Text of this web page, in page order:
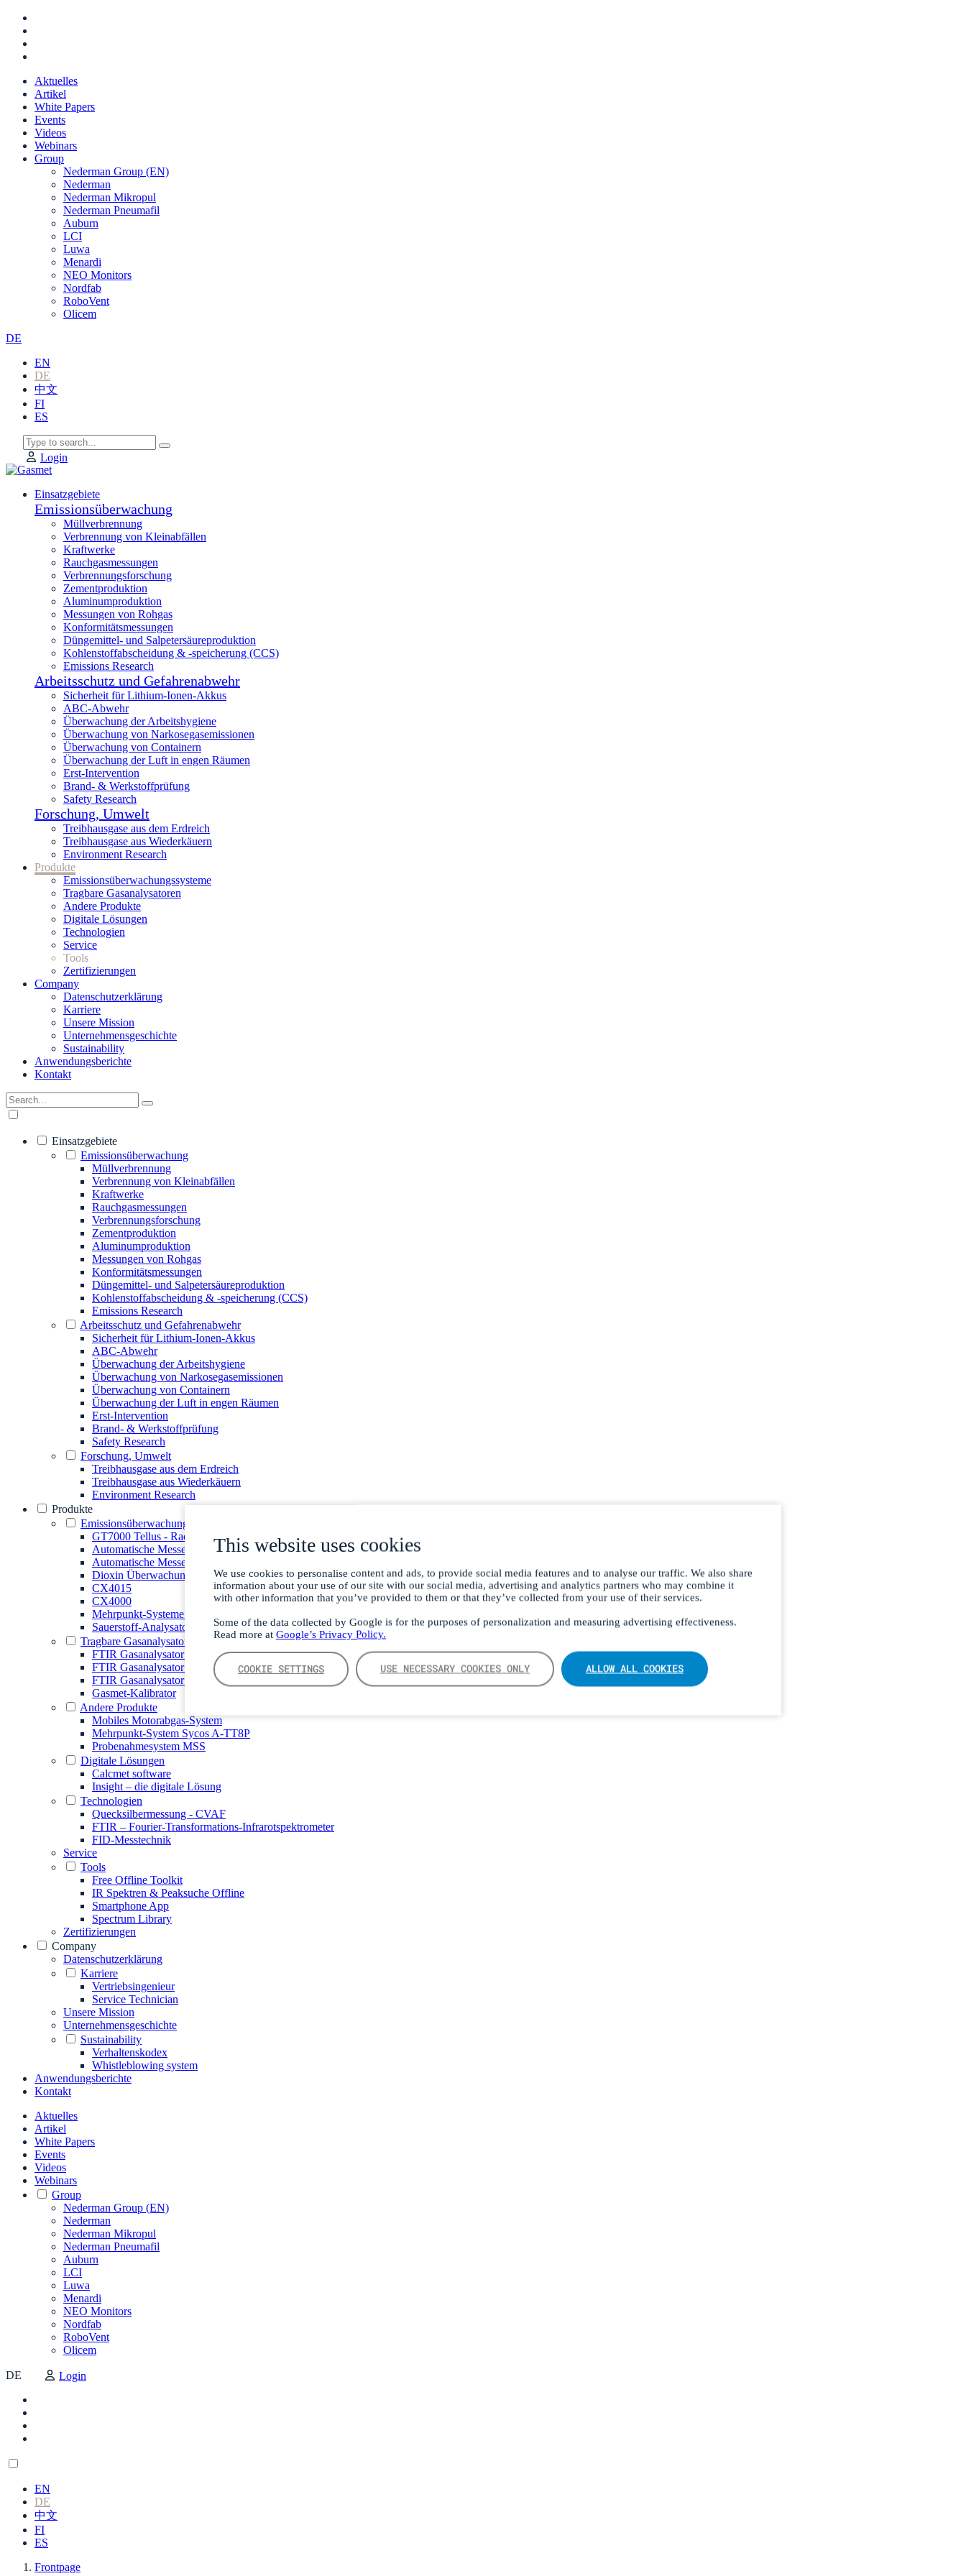
This website uses cookies
We use cookies to personalise content and ads, to provide social media features and to analyse our traffic. We also share
information about your use of our site with our social media, advertising and analytics partners who may combine it
with other information that you’ve provided to them or that they’ve collected from your use of their services.
Some of the data collected by Google is for the purposes of personalization and measuring advertising effectiveness.
Read more at Google’s Privacy Policy.
COOKIE SETTINGS USE NECESSARY COOKIES ONLY ALLOW ALL COOKIES
Aktuelles
Artikel
White Papers
Events
Videos
Webinars
Group
Nederman Group (EN)
Nederman
Nederman Mikropul
Nederman Pneumafil
Auburn
LCI
Luwa
Menardi
NEO Monitors
Nordfab
RoboVent
Olicem
DE
EN
DE
中文
FI
ES
Login
Einsatzgebiete
Emissionsüberwachung
Müllverbrennung
Verbrennung von Kleinabfällen
Kraftwerke
Rauchgasmessungen
Verbrennungsforschung
Zementproduktion
Aluminumproduktion
Messungen von Rohgas
Konformitätsmessungen
Düngemittel- und Salpetersäureproduktion
Kohlenstoffabscheidung & -speicherung (CCS)
Emissions Research
Arbeitsschutz und Gefahrenabwehr
Sicherheit für Lithium-Ionen-Akkus
ABC-Abwehr
Überwachung der Arbeitshygiene
Überwachung von Narkosegasemissionen
Überwachung von Containern
Überwachung der Luft in engen Räumen
Erst-Intervention
Brand- & Werkstoffprüfung
Safety Research
Forschung, Umwelt
Treibhausgase aus dem Erdreich
Treibhausgase aus Wiederkäuern
Environment Research
Produkte
Emissionsüberwachungssysteme
Tragbare Gasanalysatoren
Andere Produkte
Digitale Lösungen
Technologien
Service
Tools
Zertifizierungen
Company
Datenschutzerklärung
Karriere
Unsere Mission
Unternehmensgeschichte
Sustainability
Anwendungsberichte
Kontakt
Einsatzgebiete
Emissionsüberwachung
Müllverbrennung
Verbrennung von Kleinabfällen
Kraftwerke
Rauchgasmessungen
Verbrennungsforschung
Zementproduktion
Aluminumproduktion
Messungen von Rohgas
Konformitätsmessungen
Düngemittel- und Salpetersäureproduktion
Kohlenstoffabscheidung & -speicherung (CCS)
Emissions Research
Arbeitsschutz und Gefahrenabwehr
Sicherheit für Lithium-Ionen-Akkus
ABC-Abwehr
Überwachung der Arbeitshygiene
Überwachung von Narkosegasemissionen
Überwachung von Containern
Überwachung der Luft in engen Räumen
Erst-Intervention
Brand- & Werkstoffprüfung
Safety Research
Forschung, Umwelt
Treibhausgase aus dem Erdreich
Treibhausgase aus Wiederkäuern
Environment Research
Produkte
Emissionsüberwachungssysteme
GT7000 Tellus - Rackmontiertes FTIR-Gasanalysegerät
Automatische Messeinrichtung AMS für all Gase (CEMS II e)
Automatische Messeinrichtung für die Quecksilber-Messung in der Emission (CMM)
Dioxin Überwachungs-System GT90 Dioxin+
CX4015
CX4000
Mehrpunkt-Systeme MSSH
Sauerstoff-Analysator
Tragbare Gasanalysatoren
FTIR Gasanalysator GT6000 Mobilis
FTIR Gasanalysator GT5000 Terra
FTIR Gasanalysator DX4015
Gasmet-Kalibrator
Andere Produkte
Mobiles Motorabgas-System
Mehrpunkt-System Sycos A-TT8P
Probenahmesystem MSS
Digitale Lösungen
Calcmet software
Insight – die digitale Lösung
Technologien
Quecksilbermessung - CVAF
FTIR – Fourier-Transformations-Infrarotspektrometer
FID-Messtechnik
Service
Tools
Free Offline Toolkit
IR Spektren & Peaksuche Offline
Smartphone App
Spectrum Library
Zertifizierungen
Company
Datenschutzerklärung
Karriere
Vertriebsingenieur
Service Technician
Unsere Mission
Unternehmensgeschichte
Sustainability
Verhaltenskodex
Whistleblowing system
Anwendungsberichte
Kontakt
Aktuelles
Artikel
White Papers
Events
Videos
Webinars
Group
Nederman Group (EN)
Nederman
Nederman Mikropul
Nederman Pneumafil
Auburn
LCI
Luwa
Menardi
NEO Monitors
Nordfab
RoboVent
Olicem
DE Login
EN
DE
中文
FI
ES
Frontpage